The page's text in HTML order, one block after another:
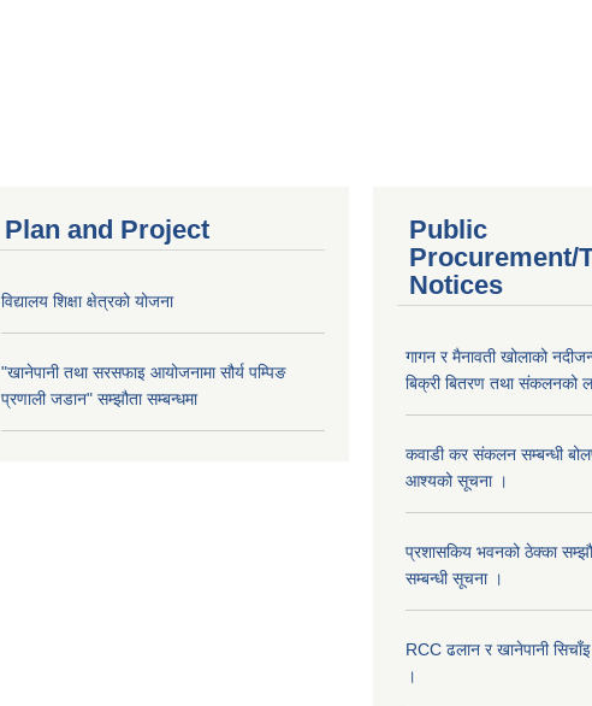
Plan and Project
विद्यालय शिक्षा क्षेत्रको योजना
"खानेपानी तथा सरसफाइ आयोजनामा सौर्य पम्पिङ
प्रणाली जडान" सम्झौता सम्बन्धमा
Public
Procurement/
Notices
गागन र मैनावती खोलाको
बिक्री बितरण तथा संकलनको
कवाडी कर संकलन सम्बन्धी
आश्यको सूचना ।
प्रशासकिय भवनको ठेक्का
सम्बन्धी सूचना ।
RCC ढलान र खानेपानी
।